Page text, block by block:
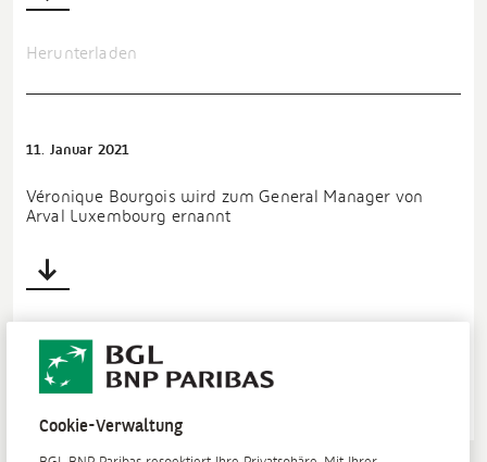
Herunterladen
11. Januar 2021
Véronique Bourgois wird zum General Manager von
Arval Luxembourg ernannt
Cookie-Verwaltung